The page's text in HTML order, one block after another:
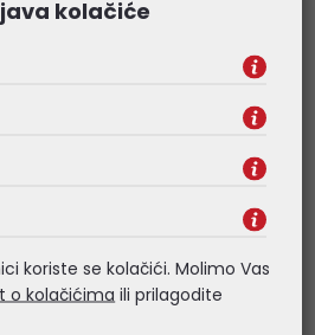
crni
HP tinta
67,61 €
Kataloški broj:
kolačiće
koriste se kolačići. Molimo Vas
o kolačićima ili prilagodite